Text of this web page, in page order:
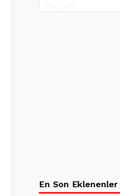
En Son Eklenenler